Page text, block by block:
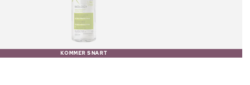
KOMMER SNART